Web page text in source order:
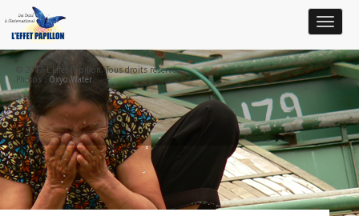
Toggle
© 2017 L'Effet Papillon. Tous droits réservés.
Photos : Oxyo Water.